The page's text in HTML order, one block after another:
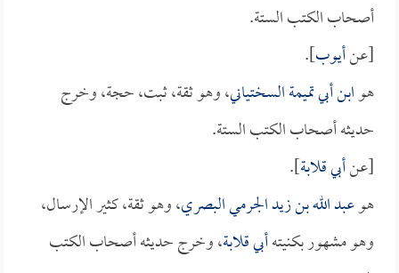
أصحاب الكتب الستة.
[عنأيوب].
هوابن أبي تميمة السختياني، وهو ثقة، ثبت، حجة، وخرج
حديثه أصحاب الكتب الستة.
[عنأبي قلابة].
هوعبد الله بن زيد الجرمي البصري، وهو ثقة، كثير الإرسال،
وهو مشهور بكنيتهأبي قلابة، وخرج حديثه أصحاب الكتب